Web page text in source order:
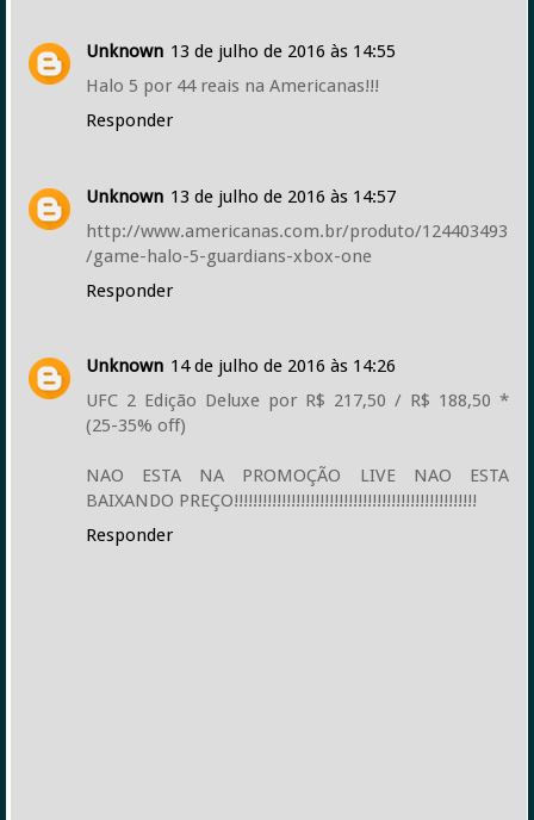
Unknown 13 de julho de 2016 às 14:55
Halo 5 por 44 reais na Americanas!!!
Responder
Unknown 13 de julho de 2016 às 14:57
http://www.americanas.com.br/produto/124403493
/game-halo-5-guardians-xbox-one
Responder
Unknown 14 de julho de 2016 às 14:26
UFC 2 Edição Deluxe por R$ 217,50 / R$ 188,50 *
(25-35% off)
NAO ESTA NA PROMOÇÃO LIVE NAO ESTA
BAIXANDO PREÇO!!!!!!!!!!!!!!!!!!!!!!!!!!!!!!!!!!!!!!!!!!!!!!!!!!!
Responder